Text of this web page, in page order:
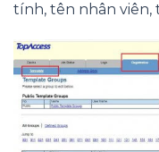
tính, tên nhân viên,